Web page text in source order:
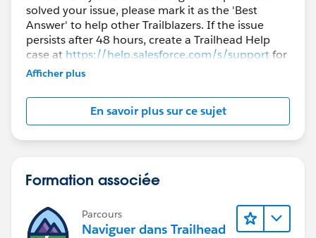
solved your issue, please mark it as the 'Best
Answer' to help other Trailblazers. If the issue
persists after 48 hours, create a Trailhead Help
case at https://help.salesforce.com/s/supportfor
further assistance.
Afficher plus
En savoir plus sur ce sujet
Formation associée
Parcours
Naviguer dans Trailhead